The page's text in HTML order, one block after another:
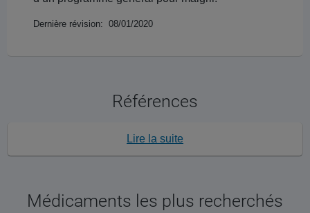
Dernière révision: 08/01/2020
Références
Lire la suite
Médicaments les plus recherchés